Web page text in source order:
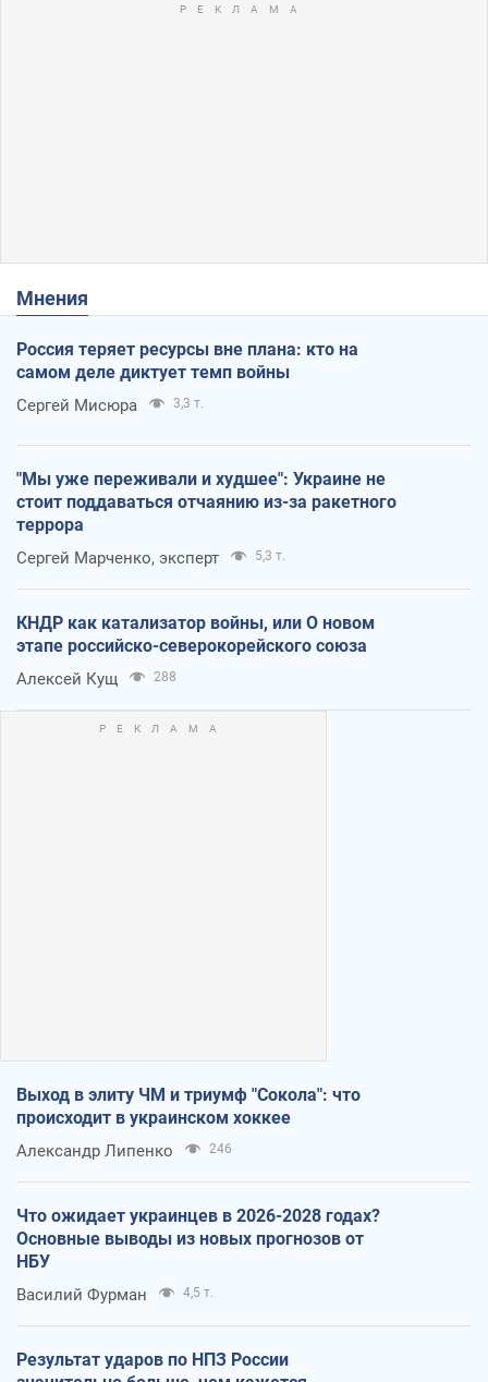
Мнения
Россия теряет ресурсы вне плана: кто на
самом деле диктует темп войны
Сергей Мисюра 3,3 т.
"Мы уже переживали и худшее": Украине не
стоит поддаваться отчаянию из-за ракетного
террора
Сергей Марченко, эксперт 5,3 т.
КНДР как катализатор войны, или О новом
этапе российско-северокорейского союза
Алексей Кущ 288
Выход в элиту ЧМ и триумф "Сокола": что
происходит в украинском хоккее
Александр Липенко 246
Что ожидает украинцев в 2026-2028 годах?
Основные выводы из новых прогнозов от
НБУ
Василий Фурман 4,5 т.
Результат ударов по НПЗ России